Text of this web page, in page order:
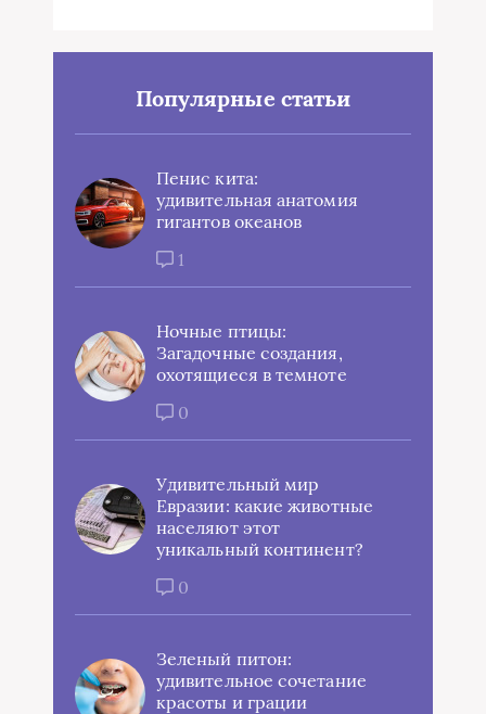
Популярные статьи
Пенис кита:
удивительная анатомия
гигантов океанов
1
Ночные птицы:
Загадочные создания,
охотящиеся в темноте
0
Удивительный мир
Евразии: какие животные
населяют этот
уникальный континент?
0
Зеленый питон:
удивительное сочетание
красоты и грации